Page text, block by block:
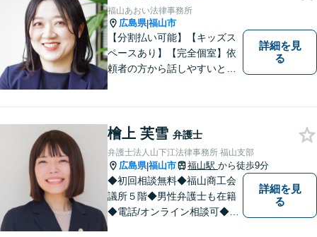
福山あおい法律事務所
広島県|福山市
【分割払い可能】【キッズス
ペースあり】【完全個室】依
頼者の方から話しやすいと定
相談ください。
詳細を見
る
檜上 芙雪 弁護士
弁護士法人山下江法律事務所 福山支部
広島県|福山市 福山駅 から徒歩9分
◆初回相談無料◆福山商工会
議所５階◆男性弁護士も在籍
◆電話/オンライン相談可◆離
詳細を見
る